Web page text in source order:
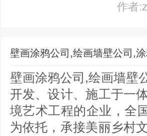
作者
壁画涂鸦公司,绘画墙壁公司,
壁画涂鸦公司,绘画墙壁
开发、设计、施工于一
境艺术工程的企业，全
为依托，承接美丽乡村